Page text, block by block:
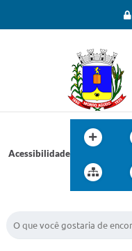
Acessibilidade